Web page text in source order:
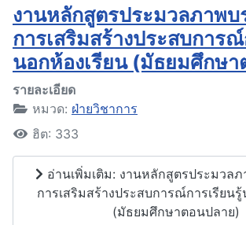
งานหลักสูตรประมวลภาพบ
การเสริมสร้างประสบการ
นอกห้องเรียน (มัธยมศึกษ
รายละเอียด
หมวด: ฝ่ายวิชาการ
ฮิต: 333
อ่านเพิ่มเติม: งานหลักสูตรประมวล
การเสริมสร้างประสบการณ์การเรียน
(มัธยมศึกษาตอนปลาย)